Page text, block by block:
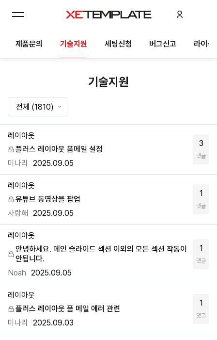
제품문의 기술지원 세팅신청 버그신고 라이선
기술지원
전체 (1810)
레이아웃
플러스 레이아웃 폼메일 설정
미나리
2025.09.05
3
댓글
레이아웃
유튜브 동영상을 팝업
사랑해
2025.09.05
1
댓글
레이아웃
안녕하세요. 메인 슬라이드 섹션 이외의 모든 섹션 작동이
안됩니다.
Noah 2025.09.05
1
댓글
레이아웃
플러스 레이아웃 폼 메일 에러 관련
미나리
2025.09.03
1
댓글